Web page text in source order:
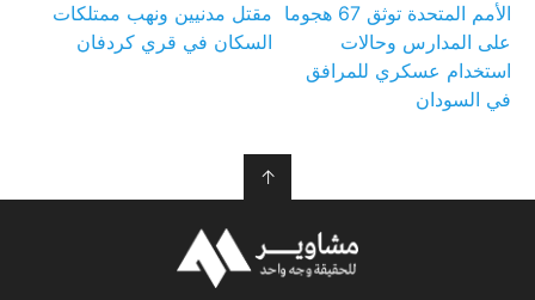
الأمم المتحدة توثق 67 هجوما
على المدارس وحالات
استخدام عسكري للمرافق
في السودان
مقتل مدنيين ونهب ممتلكات
السكان في قري كردفان
↑